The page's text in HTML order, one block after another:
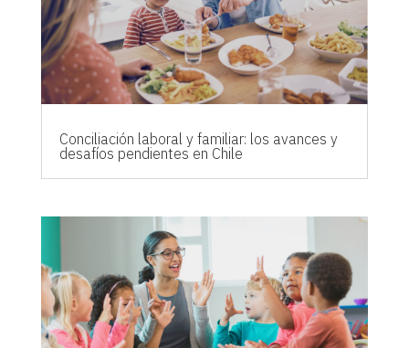
Conciliación laboral y familiar: los avances y
desafíos pendientes en Chile